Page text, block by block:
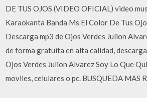
DE TUS OJOS (VIDEO OFICIAL) video
Karaokanta Banda Ms El Color De Tus
Descarga mp3 de Ojos Verdes Julion
de forma gratuita en alta calidad,
Ojos Verdes Julion Alvarez Soy Lo Que
moviles, celulares o pc. BUSQUEDA MAS